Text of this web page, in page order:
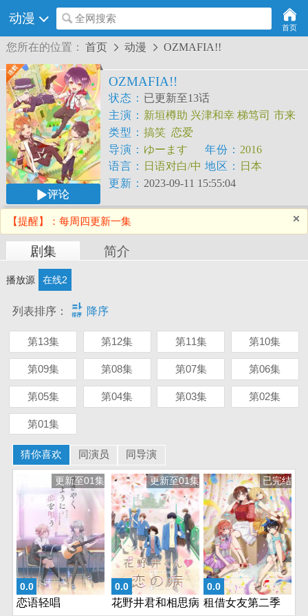
动漫 全网搜索
首页
您所在的位置： 首页  动漫  OZMAFIA!!
评论
OZMAFIA!!
状态： 已更新至13话
主演： 新垣樽助 兴津和幸 梯笃司 市来
光弘 桐本拓哉 井口祐一
则
类型： 搞笑 恋爱
导演： ゆーます 年份： 2016
语言：
日语对白/中
文字幕
地区：
日本
更新： 2023-09-11 15:55:04
【提醒】：每周四更新一集
剧集 简介
播放源 在线2
列表排序：  降序
第13集 第12集 第11集 第10集
第09集 第08集 第07集 第06集
第05集 第04集 第03集 第02集
第01集
猜你喜欢 同演员 同导演
0.0
更新至01集
恋语轻唱
0.0
更新至01集
花野井君和相思病
0.0
已完结
租借女友第二季